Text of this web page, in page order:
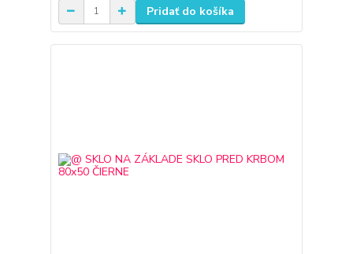
Pridať do košíka